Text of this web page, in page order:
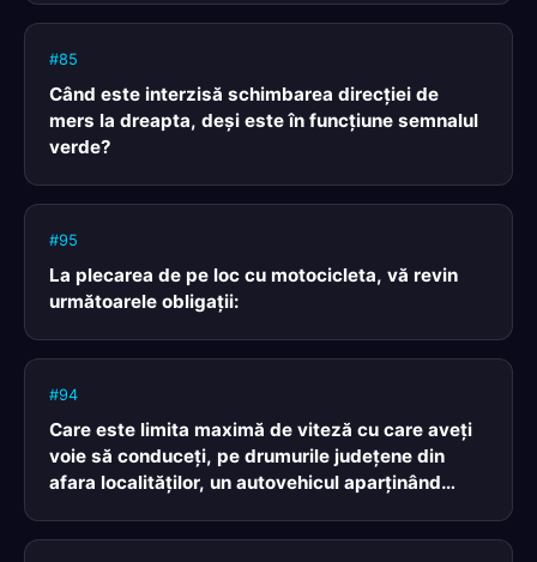
#85
Când este interzisă schimbarea direcţiei de
mers la dreapta, deşi este în funcţiune semnalul
verde?
#95
La plecarea de pe loc cu motocicleta, vă revin
următoarele obligaţii:
#94
Care este limita maximă de viteză cu care aveţi
voie să conduceţi, pe drumurile judeţene din
afara localităţilor, un autovehicul aparţinând